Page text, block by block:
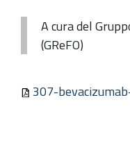
A cura del
(GReFO)
307-